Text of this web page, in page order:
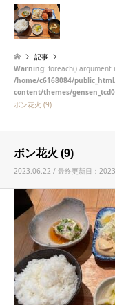
記事
Warning: foreach()
/home/c6168084/
content/themes/
ボン花火 (9)
ボン花火 (9)
2023.06.22 / 最終更新日：